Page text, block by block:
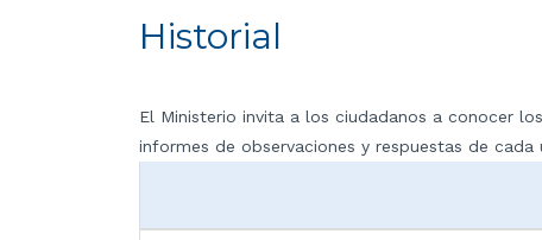
Historial
El Ministerio invita a los ciudadanos a conocer
informes de observaciones y respuestas de